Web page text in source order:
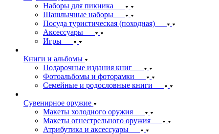
Наборы для пикника
Шашлычные наборы
Посуда туристическая (походная)
Аксессуары
Игры
Книги и альбомы
Подарочные издания книг
Фотоальбомы и фоторамки
Семейные и родословные книги
Сувенирное оружие
Макеты холодного оружия
Макеты огнестрельного оружия
Атрибутика и аксессуары